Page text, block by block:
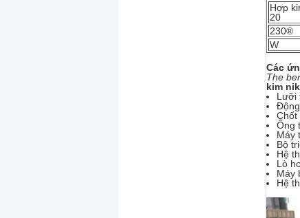
Hợp
20
230®
W
Các
The
kim
Lưỡi
Chốt
Ống
Máy
Bộ
Hệ
Lò
Máy
Hệ